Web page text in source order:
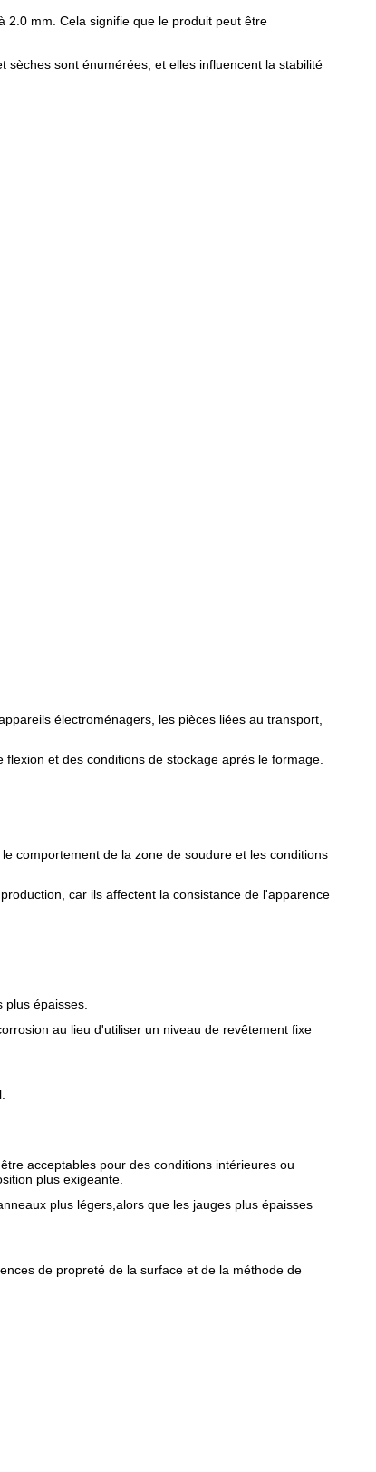
2.0 mm. Cela signifie que le produit peut être
sont énumérées, et elles influencent la stabilité
électroménagers, les pièces liées au transport,
et des conditions de stockage après le formage.
comportement de la zone de soudure et les conditions
car ils affectent la consistance de l'apparence
épaisses.
au lieu d'utiliser un niveau de revêtement fixe
acceptables pour des conditions intérieures ou
plus exigeante.
plus légers,alors que les jauges plus épaisses
de propreté de la surface et de la méthode de